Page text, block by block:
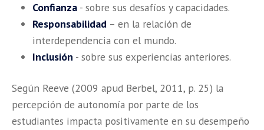
Confianza - sobre sus desafíos y capacidades.
Responsabilidad – en la relación de
interdependencia con el mundo.
Inclusión - sobre sus experiencias anteriores.
Según Reeve (2009 apud Berbel, 2011, p. 25) la
percepción de autonomía por parte de los
estudiantes impacta positivamente en su desempeño